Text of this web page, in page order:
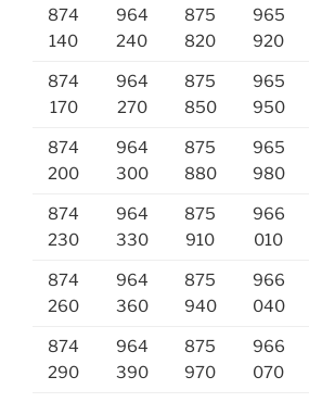
874
140
964
240
875
820
965
920
874
170
964
270
875
850
965
950
874
200
964
300
875
880
965
980
874
230
964
330
875
910
966
010
874
260
964
360
875
940
966
040
874
290
964
390
875
970
966
070